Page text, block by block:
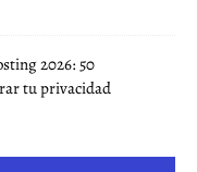
2026: 50
tu privacidad